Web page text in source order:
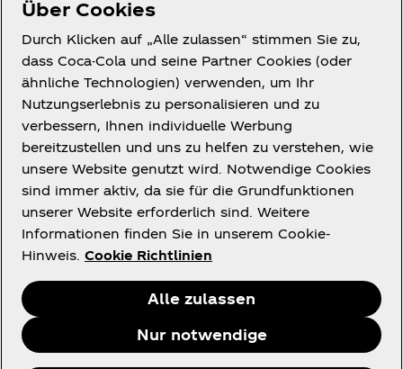
Du brauchst Hilfe?
Rechtliches
Facebook
Über Cookies
Durch Klicken auf „Alle zulassen“ stimmen Sie zu,
dass Coca-Cola und seine Partner Cookies (oder
ähnliche Technologien) verwenden, um Ihr
Nutzungserlebnis zu personalisieren und zu
verbessern, Ihnen individuelle Werbung
bereitzustellen und uns zu helfen zu verstehen, wie
unsere Website genutzt wird. Notwendige Cookies
sind immer aktiv, da sie für die Grundfunktionen
unserer Website erforderlich sind. Weitere
Informationen finden Sie in unserem Cookie-
Hinweis. Cookie Richtlinien
Alle zulassen
Nur notwendige